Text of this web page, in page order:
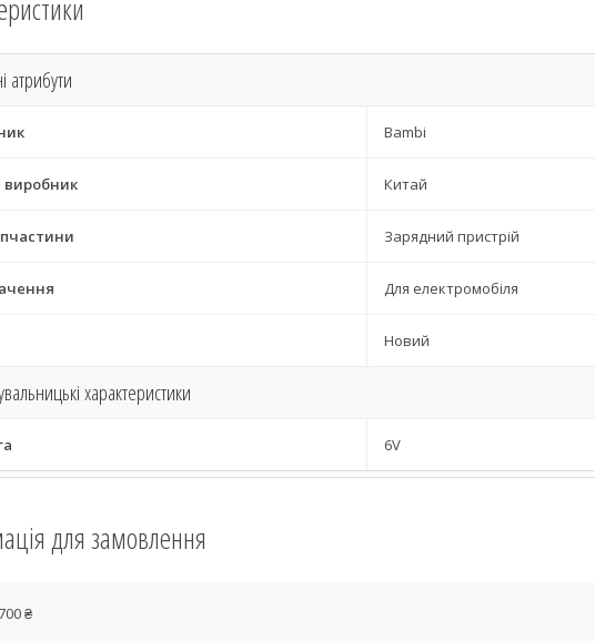
атрибути
Bambi
виробник Китай
Зарядний пристрій
Для електромобіля
Новий
характеристики
6V
для замовлення
₴